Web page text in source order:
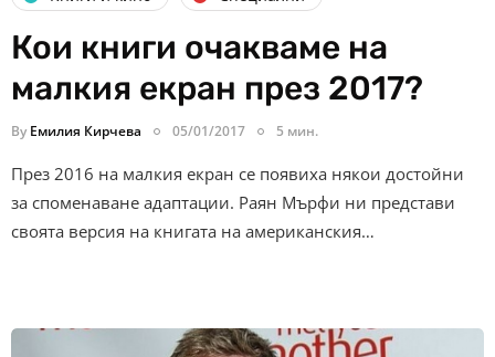
Кои книги очакваме на
малкия екран през 2017?
By Емилия Кирчева 05/01/2017 5 мин.
През 2016 на малкия екран се появиха някои достойни
за споменаване адаптации. Раян Мърфи ни представи
своята версия на книгата на американския…